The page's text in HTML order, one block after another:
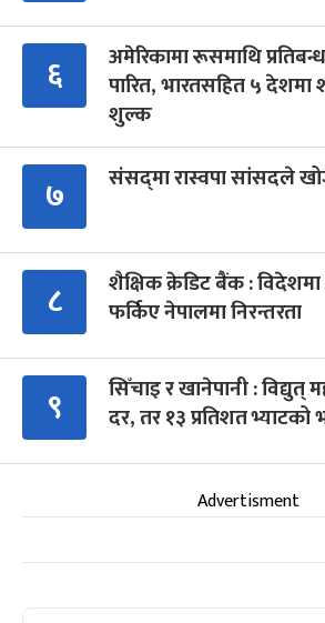
६
अमेरिकामा रूसमाथि
पारित, भारतसहित ५ देशमा
शुल्क
७ संसद्‍मा रास्वपा सांसदले
८
शैक्षिक क्रेडिट बैंक :
फर्किए नेपालमा निरन्तरता
९
सिँचाइ र खानेपानी :
दर, तर १३ प्रतिशत भ्याटको
Advertisment